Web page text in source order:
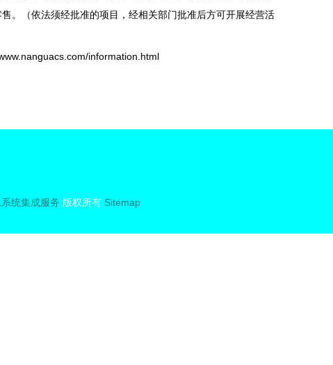
。（依法须经批准的项目，经相关部门批准后方可开展经营活
information.html
统集成服务 版权所有 Sitemap